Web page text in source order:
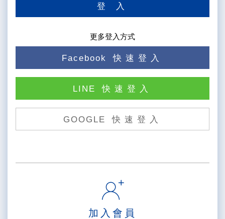
登 入
更多登入方式
Facebook 快速登入
LINE 快速登入
GOOGLE 快速登入
加入會員